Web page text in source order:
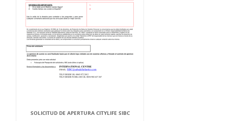
SOLICITUD DE APERTURA CITYLIFE SIBC